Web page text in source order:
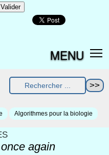
MENU
Algorithmes pour la biologie
once again